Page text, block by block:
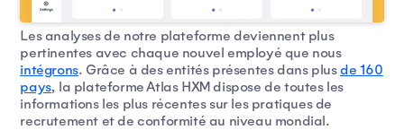
Les analyses de notre plateforme deviennent plus
pertinentes avec chaque nouvel employé que nous
intégrons. Grâce à des entités présentes dans plusde 160
pays, la plateforme Atlas HXM dispose de toutes les
informations les plus récentes sur les pratiques de
recrutement et de conformité au niveau mondial.